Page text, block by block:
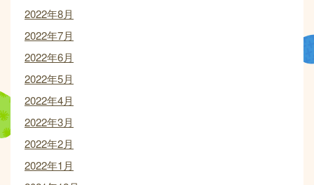
2022年8月
2022年7月
2022年6月
2022年5月
2022年4月
2022年3月
2022年2月
2022年1月